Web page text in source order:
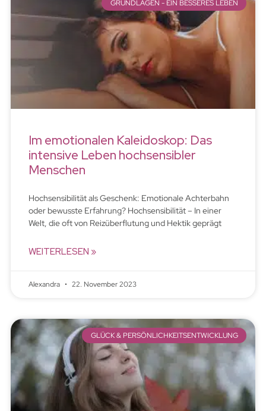
GRUNDLAGEN - EIN BESSERES LEBEN
Im emotionalen Kaleidoskop: Das
intensive Leben hochsensibler
Menschen
Hochsensibilität als Geschenk: Emotionale Achterbahn
oder bewusste Erfahrung? Hochsensibilität – In einer
Welt, die oft von Reizüberflutung und Hektik geprägt
WEITERLESEN »
Alexandra 22. November 2023
GLÜCK & PERSÖNLICHKEITSENTWICKLUNG